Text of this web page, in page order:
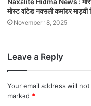
मोस्ट वांटेड नक्सली कमांडर माड़वी
November 18, 2025
Leave a Reply
Your email address will
marked *